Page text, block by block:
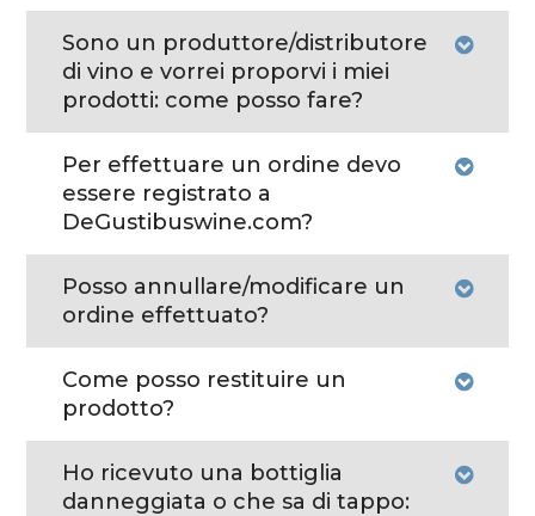
Sono un produttore/distributore
di vino e vorrei proporvi i miei
prodotti: come posso fare?
Per effettuare un ordine devo
essere registrato a
DeGustibuswine.com?
Posso annullare/modificare un
ordine effettuato?
Come posso restituire un
prodotto?
Ho ricevuto una bottiglia
danneggiata o che sa di tappo: